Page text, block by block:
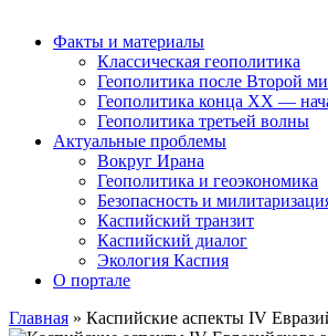
Факты и материалы
Классическая геополитика
Геополитика после Второй
Геополитика конца XX —
Геополитика третьей волны
Актуальные проблемы
Вокруг Ирана
Геополитика и геоэкономика
Безопасность и
Каспийский транзит
Каспийский диалог
Экология Каспия
О портале
Главная » Каспийские аспекты IV